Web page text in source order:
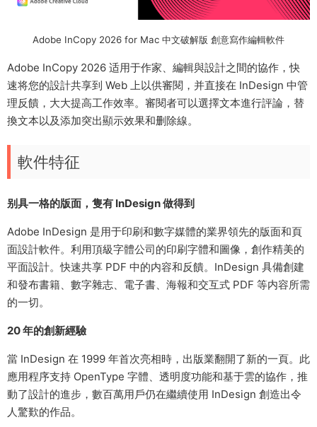
Adobe InCopy 2026 for Mac 中文破解版 創意寫作編輯軟件
Adobe InCopy 2026 适用于作家、編輯與設計之間的協作，快
速将您的設計共享到 Web 上以供審閱，并直接在 InDesign 中管
理反饋，大大提高工作效率。審閱者可以選擇文本進行評論，替
換文本以及添加突出顯示效果和删除線。
軟件特征
别具一格的版面，隻有 InDesign 做得到
Adobe InDesign 是用于印刷和數字媒體的業界領先的版面和頁
面設計軟件。利用頂級字體公司的印刷字體和圖像，創作精美的
平面設計。快速共享 PDF 中的内容和反饋。InDesign 具備創建
和發布書籍、數字雜志、電子書、海報和交互式 PDF 等内容所需
的一切。
20 年的創新經驗
當 InDesign 在 1999 年首次亮相時，出版業翻開了新的一頁。此
應用程序支持 OpenType 字體、透明度功能和基于雲的協作，推
動了設計的進步，數百萬用戶仍在繼續使用 InDesign 創造出令
人驚歎的作品。